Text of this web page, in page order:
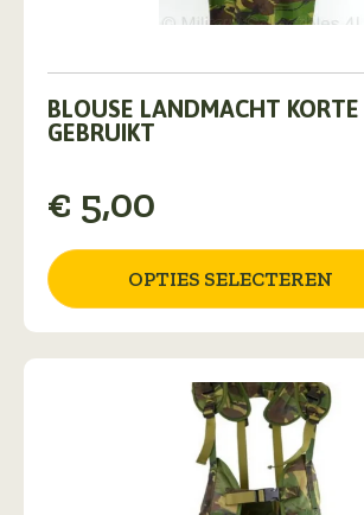
BLOUSE LANDMACHT
GEBRUIKT
€ 5,00
OPTIES SELECTEREN
product
heeft
Deze
optie
gekozen
worden
op
de